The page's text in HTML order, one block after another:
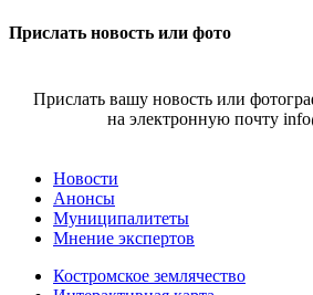
Прислать новость или фото
Прислать вашу новость или
на электронную почту
Новости
Анонсы
Муниципалитеты
Мнение экспертов
Костромское землячество